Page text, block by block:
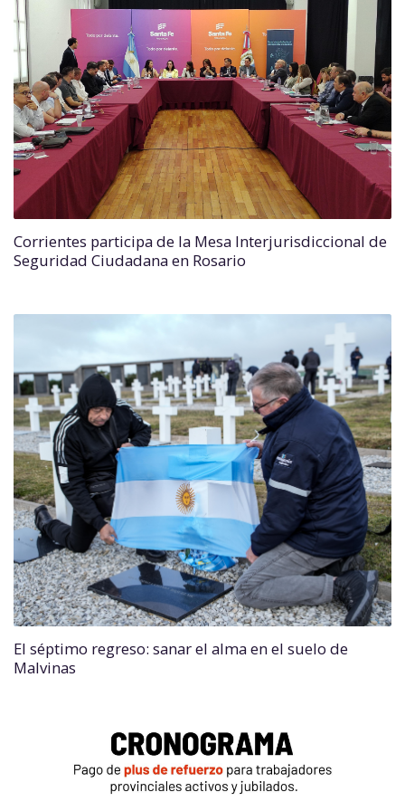
Corrientes participa de la Mesa Interjurisdiccional de
Seguridad Ciudadana en Rosario
El séptimo regreso: sanar el alma en el suelo de
Malvinas